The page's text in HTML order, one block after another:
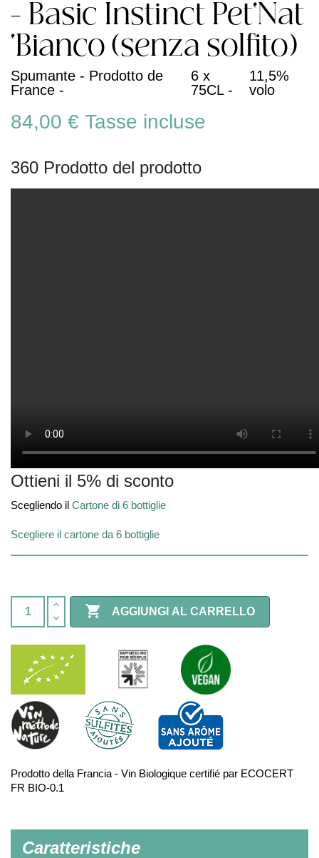
- Basic Instinct Pet'Nat
'Bianco (senza solfito)
Spumante - Prodotto de
France -
6 x
75CL -
11,5%
volo
84,00 € Tasse incluse
360 Prodotto del prodotto
Ottieni il 5% di sconto
Scegliendo il Cartone di 6 bottiglie
Scegliere il cartone da 6 bottiglie
 AGGIUNGI AL CARRELLO
Prodotto della Francia - Vin Biologique certifié par ECOCERT
FR BIO-0.1
Caratteristiche